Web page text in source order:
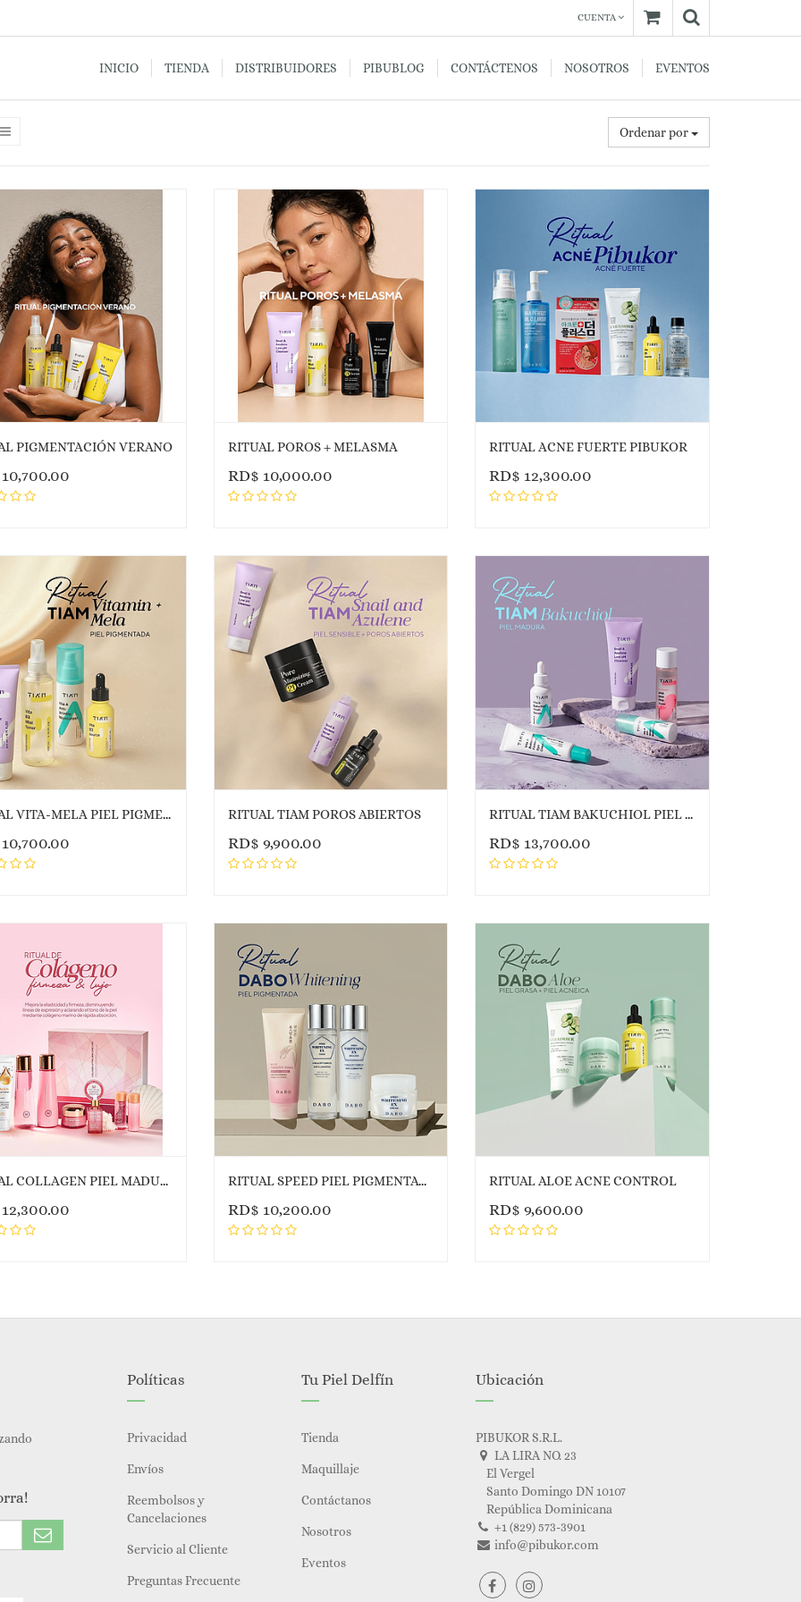
CUENTA
INICIO TIENDA DISTRIBUIDORES PIBUBLOG CONTÁCTENOS NOSOTROS EVENTOS
Ordenar por
PIGMENTACIÓN VERANO
10,700.00
RITUAL POROS + MELASMA
RD$ 10,000.00
RITUAL ACNE FUERTE PIBUKOR
RD$ 12,300.00
RITUAL VITA-MELA PIEL PIGMENTADA
10,700.00
RITUAL TIAM POROS ABIERTOS
RD$ 9,900.00
RITUAL TIAM BAKUCHIOL PIEL MADURA
RD$ 13,700.00
RITUAL COLLAGEN PIEL MADURA
12,300.00
RITUAL SPEED PIEL PIGMENTADA
RD$ 10,200.00
RITUAL ALOE ACNE CONTROL
RD$9,600.00
Políticas
Privacidad
Envíos
Reembolsos y
Cancelaciones
Servicio al Cliente
Preguntas Frecuente
Tu Piel Delfín
Tienda
Maquillaje
Contáctanos
Nosotros
Eventos
Ubicación
PIBUKOR S.R.L.
LA LIRA NO. 23
El Vergel
Santo Domingo DN 10107
República Dominicana
+1 (829) 573-3901
info@pibukor.com